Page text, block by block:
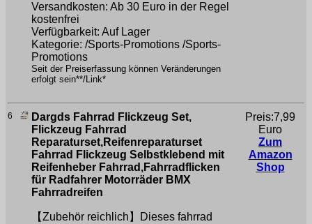
Versandkosten: Ab 30 Euro in der Regel
kostenfrei
Verfügbarkeit: Auf Lager
Kategorie: /Sports-Promotions /Sports-
Promotions
Seit der Preiserfassung können Veränderungen
erfolgt sein**/Link*
6
Dargds Fahrrad Flickzeug Set,
Flickzeug Fahrrad
Reparaturset,Reifenreparaturset
Fahrrad Flickzeug Selbstklebend mit
Reifenheber Fahrrad,Fahrradflicken
für Radfahrer Motorräder BMX
Fahrradreifen
【Zubehör reichlich】Dieses fahrrad
Preis:7,99
Euro
Zum
Amazon
Shop